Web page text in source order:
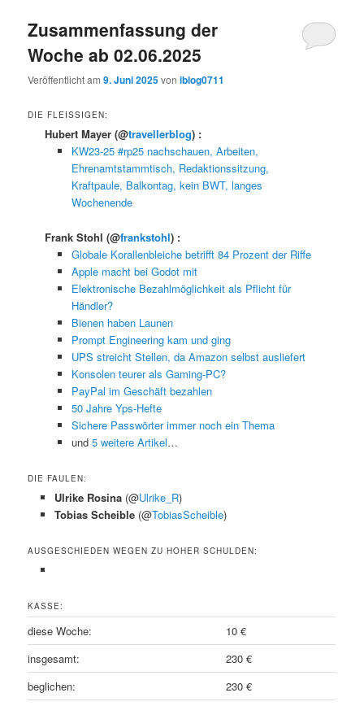
Zusammenfassung der
Woche ab 02.06.2025
Veröffentlicht am9. Juni 2025voniblog0711
DIE FLEISSIGEN:
Hubert Mayer(@travellerblog) :
KW23-25 #rp25 nachschauen, Arbeiten,
Ehrenamtstammtisch, Redaktionssitzung,
Kraftpaule, Balkontag, kein BWT, langes
Wochenende
Frank Stohl(@frankstohl) :
Globale Korallenbleiche betrifft 84 Prozent der Riffe
Apple macht bei Godot mit
Elektronische Bezahlmöglichkeit als Pflicht für
Händler?
Bienen haben Launen
Prompt Engineering kam und ging
UPS streicht Stellen, da Amazon selbst ausliefert
Konsolen teurer als Gaming-PC?
PayPal im Geschäft bezahlen
50 Jahre Yps-Hefte
Sichere Passwörter immer noch ein Thema
und 5 weitere Artikel…
DIE FAULEN:
Ulrike Rosina (@Ulrike_R)
Tobias Scheible (@TobiasScheible)
AUSGESCHIEDEN WEGEN ZU HOHER SCHULDEN:
KASSE:
diese Woche:
10 €
insgesamt:
230 €
beglichen:
230 €